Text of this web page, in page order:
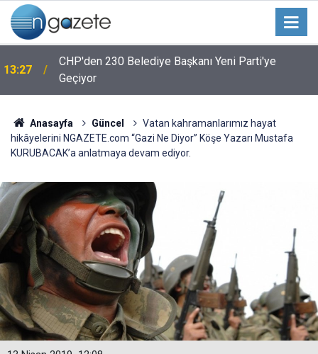
13:27
CHP'den 230 Belediye Başkanı Yeni Parti'ye
Geçiyor
Anasayfa Güncel
Vatan kahramanlarımız hayat
hikâyelerini NGAZETE.com “Gazi Ne Diyor” Köşe Yazarı Mustafa
KURUBACAK’a anlatmaya devam ediyor.